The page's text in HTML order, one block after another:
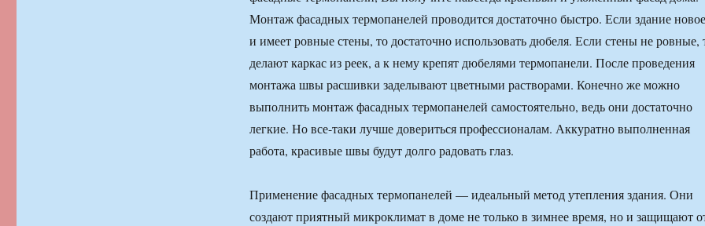
Монтаж фасадных термопанелей проводится достаточно быстро. Если здание новое
и имеет ровные стены, то достаточно использовать дюбеля. Если стены не ровные,
делают каркас из реек, а к нему крепят дюбелями термопанели. После проведения
монтажа швы расшивки заделывают цветными растворами. Конечно же можно
выполнить монтаж фасадных термопанелей самостоятельно, ведь они достаточно
легкие. Но все-таки лучше довериться профессионалам. Аккуратно выполненная
работа, красивые швы будут долго радовать глаз.
Применение фасадных термопанелей — идеальный метод утепления здания. Они
создают приятный микроклимат в доме не только в зимнее время, но и защищают